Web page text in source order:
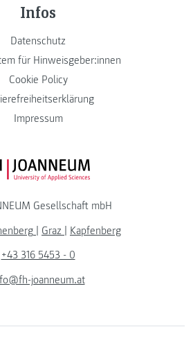
Infos
Datenschutz
für Hinweisgeber:innen
Cookie Policy
Impressum
FH JOANNEUM Logo
Gesellschaft mbH
| Graz | Kapfenberg
+43 316 5453 - 0
joanneum.at